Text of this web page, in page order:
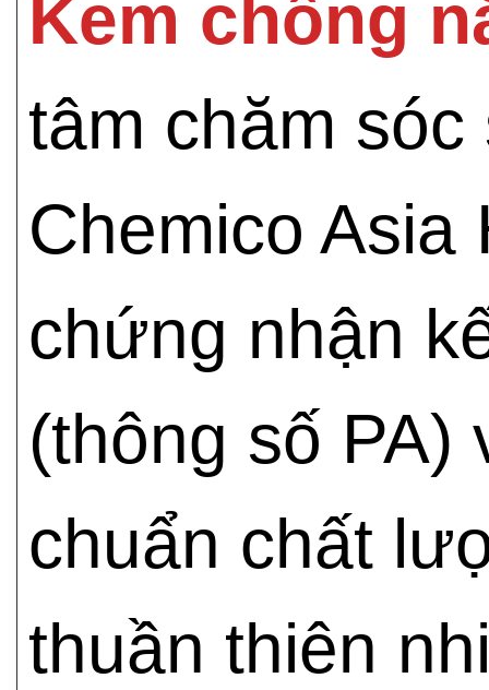
Kem chống
tâm chăm
Chemico Asia
chứng nhận
(thông số PA)
chuẩn chất
thuần thiên